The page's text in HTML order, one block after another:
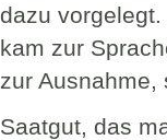
dazu
kam zur
zur Ausnahme,
Saatgut, das